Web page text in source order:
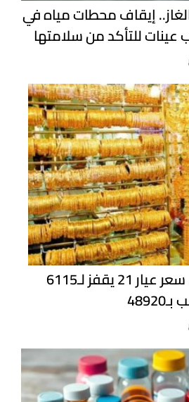
إيقاف محطات مياه في
للتأكد من سلامتها
الذهب طالع تاني.. سعر عيار 21 يقفز لـ6115